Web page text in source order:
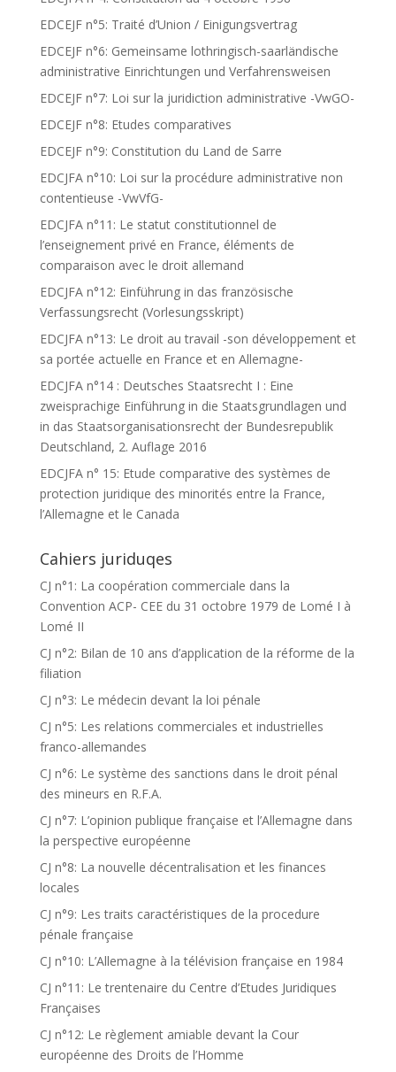
EDCEJF n°5: Traité d’Union / Einigungsvertrag
EDCEJF n°6: Gemeinsame lothringisch-saarländische
administrative Einrichtungen und Verfahrensweisen
EDCEJF n°7: Loi sur la juridiction administrative -VwGO-
EDCEJF n°8: Etudes comparatives
EDCEJF n°9: Constitution du Land de Sarre
EDCJFA n°10: Loi sur la procédure administrative non
contentieuse -VwVfG-
EDCJFA n°11: Le statut constitutionnel de
l’enseignement privé en France, éléments de
comparaison avec le droit allemand
EDCJFA n°12: Einführung in das französische
Verfassungsrecht (Vorlesungsskript)
EDCJFA n°13: Le droit au travail -son développement et
sa portée actuelle en France et en Allemagne-
EDCJFA n°14 : Deutsches Staatsrecht I : Eine
zweisprachige Einführung in die Staatsgrundlagen und
in das Staatsorganisationsrecht der Bundesrepublik
Deutschland, 2. Auflage 2016
EDCJFA n° 15: Etude comparative des systèmes de
protection juridique des minorités entre la France,
l’Allemagne et le Canada
Cahiers juriduqes
CJ n°1: La coopération commerciale dans la
Convention ACP- CEE du 31 octobre 1979 de Lomé I à
Lomé II
CJ n°2: Bilan de 10 ans d’application de la réforme de la
filiation
CJ n°3: Le médecin devant la loi pénale
CJ n°5: Les relations commerciales et industrielles
franco-allemandes
CJ n°6: Le système des sanctions dans le droit pénal
des mineurs en R.F.A.
CJ n°7: L’opinion publique française et l’Allemagne dans
la perspective européenne
CJ n°8: La nouvelle décentralisation et les finances
locales
CJ n°9: Les traits caractéristiques de la procedure
pénale française
CJ n°10: L’Allemagne à la télévision française en 1984
CJ n°11: Le trentenaire du Centre d’Etudes Juridiques
Françaises
CJ n°12: Le règlement amiable devant la Cour
européenne des Droits de l’Homme